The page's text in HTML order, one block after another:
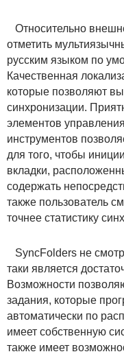
Относительно
отметить
русским языком по
Качественная
которые позволяют
синхронизации.
элементов
инструментов
для того, чтобы
вкладки,
содержать
также пользователь
точнее статистику
SyncFolders не
таки является
Возможности
задания, которые
автоматически по
имеет собственную
также имеет